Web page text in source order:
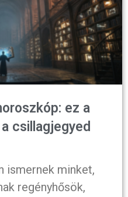
ez a
csillagjegyed
ismernek minket,
regényhősök,